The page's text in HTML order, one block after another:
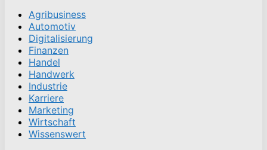
Agribusiness
Automotiv
Digitalisierung
Finanzen
Handel
Handwerk
Industrie
Karriere
Marketing
Wirtschaft
Wissenswert